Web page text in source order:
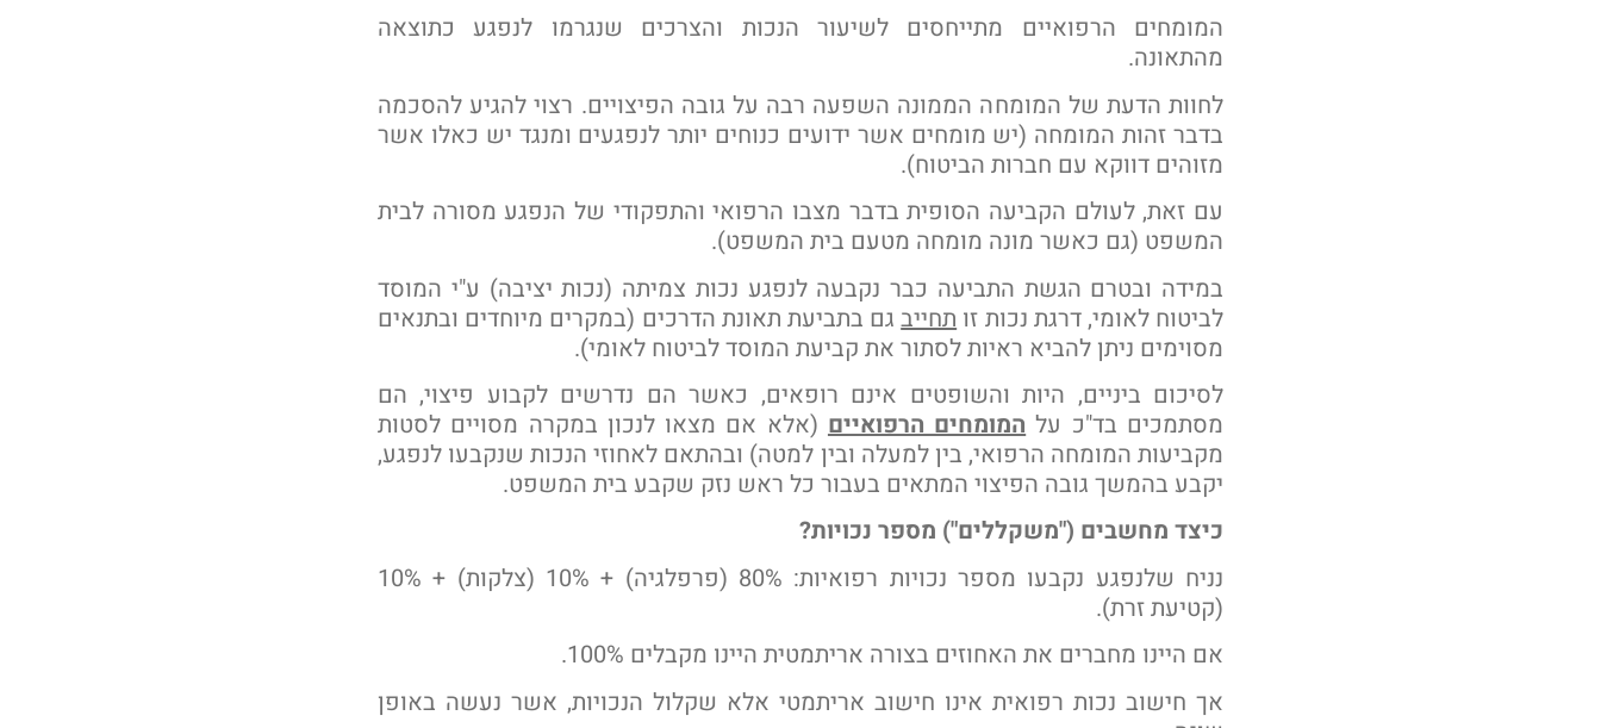
המומחים הרפואיים מתייחסים לשיעור הנכות והצרכים שנגרמו לנפגע כתוצאה
מהתאונה.
לחוות הדעת של המומחה הממונה השפעה רבה על גובה הפיצויים. רצוי להגיע להסכמה
בדבר זהות המומחה (יש מומחים אשר ידועים כנוחים יותר לנפגעים ומנגד יש כאלו אשר
מזוהים דווקא עם חברות הביטוח).
עם זאת, לעולם הקביעה הסופית בדבר מצבו הרפואי והתפקודי של הנפגע מסורה לבית
המשפט (גם כאשר מונה מומחה מטעם בית המשפט).
במידה ובטרם הגשת התביעה כבר נקבעה לנפגע נכות צמיתה (נכות יציבה) ע"י המוסד
לביטוח לאומי, דרגת נכות זו תחייבגם בתביעת תאונת הדרכים (במקרים מיוחדים ובתנאים
מסוימים ניתן להביא ראיות לסתור את קביעת המוסד לביטוח לאומי).
לסיכום ביניים, היות והשופטים אינם רופאים, כאשר הם נדרשים לקבוע פיצוי, הם
מסתמכים בד"כ עלהמומחים הרפואיים (אלא אם מצאו לנכון במקרה מסויים לסטות
מקביעות המומחה הרפואי, בין למעלה ובין למטה) ובהתאם לאחוזי הנכות שנקבעו לנפגע,
יקבע בהמשך גובה הפיצוי המתאים בעבור כל ראש נזק שקבע בית המשפט.
כיצד מחשבים ("משקללים") מספר נכויות?
נניח שלנפגע נקבעו מספר נכויות רפואיות: 80% (פרפלגיה) + 10% (צלקות) + 10%
(קטיעת זרת).
אם היינו מחברים את האחוזים בצורה אריתמטית היינו מקבלים 100%.
אך חישוב נכות רפואית אינו חישוב אריתמטי אלא שקלול הנכויות, אשר נעשה באופן